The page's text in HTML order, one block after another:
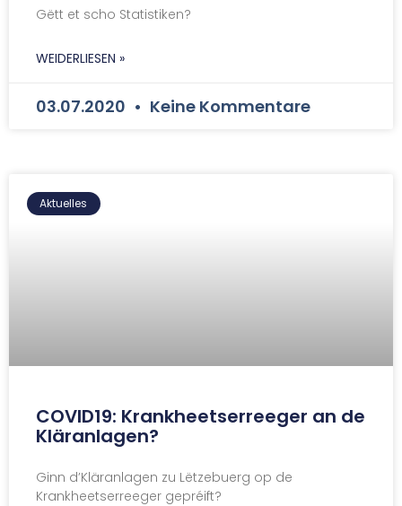
Gëtt et scho Statistiken?
WEIDERLIESEN »
03.07.2020 Keine Kommentare
Aktuelles
COVID19: Krankheetserreeger an de
Kläranlagen?
Ginn d’Kläranlagen zu Lëtzebuerg op de
Krankheetserreeger gepréift?